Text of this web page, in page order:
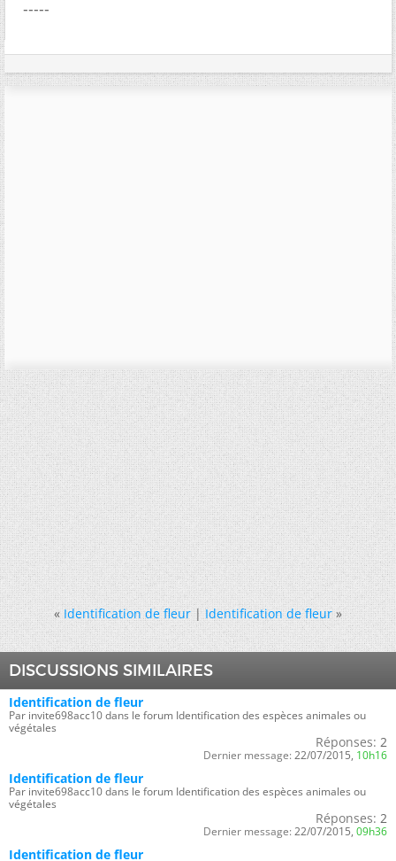
-----
« Identification de fleur|Identification de fleur »
DISCUSSIONS SIMILAIRES
Identification de fleur
Par invite698acc10 dans le forum Identification des espèces animales ou
végétales
Réponses: 2
Dernier message: 22/07/2015, 10h16
Identification de fleur
Par invite698acc10 dans le forum Identification des espèces animales ou
végétales
Réponses: 2
Dernier message: 22/07/2015, 09h36
Identification de fleur